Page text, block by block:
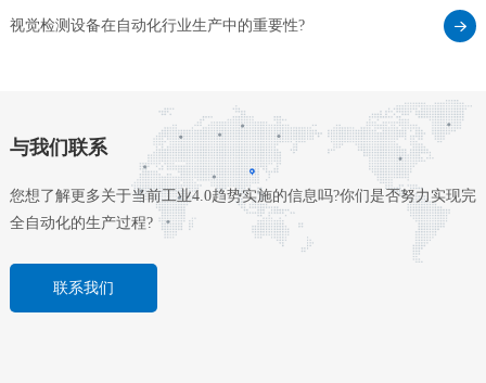
视觉检测设备在自动化行业生产中的重要性?
与我们联系
您想了解更多关于当前工业4.0趋势实施的信息吗?你们是否努力实现完
全自动化的生产过程?
联系我们